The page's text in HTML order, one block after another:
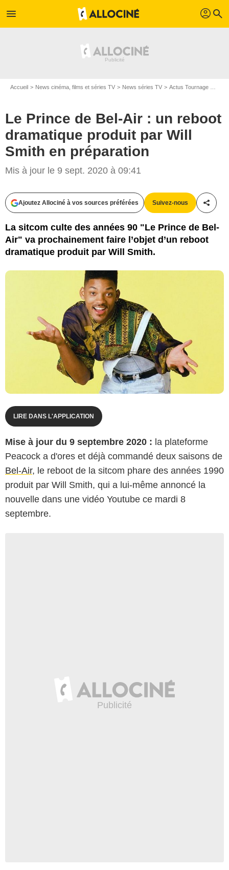
menu profil search
Accueil News cinéma, films et séries TV News séries TV Actus Tournage Séries TV
Le Prince de Bel-Air : un reboot
dramatique produit par Will
Smith en préparation
Mis à jour le 9 sept. 2020 à 09:41
Ajoutez Allociné à vos sources préférées Suivez-nous
La sitcom culte des années 90 "Le Prince de Bel-
Air" va prochainement faire l’objet d’un reboot
dramatique produit par Will Smith.
D.R.
LIRE DANS L'APPLICATION
Mise à jour du 9 septembre 2020 : la plateforme
Peacock a d'ores et déjà commandé deux saisons de
Bel-Air, le reboot de la sitcom phare des années 1990
produit par Will Smith, qui a lui-même annoncé la
nouvelle dans une vidéo Youtube ce mardi 8
septembre.